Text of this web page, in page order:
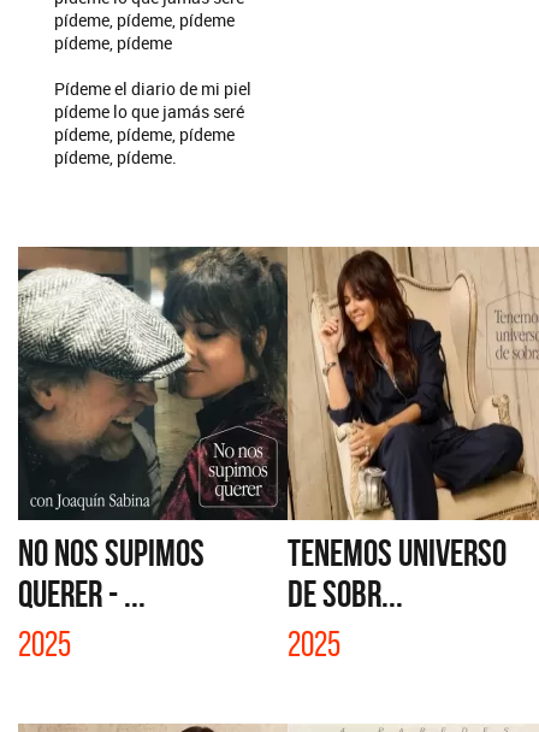
pídeme, pídeme, pídeme
pídeme, pídeme
Pídeme el diario de mi piel
pídeme lo que jamás seré
pídeme, pídeme, pídeme
pídeme, pídeme.
NO NOS SUPIMOS
QUERER - ...
2025
TENEMOS UNIVERSO
DE SOBR...
2025